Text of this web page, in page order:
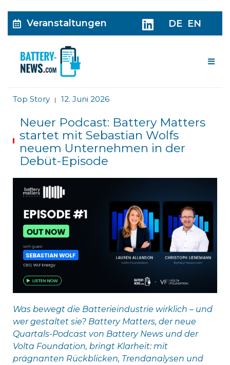
Veranstaltungen DE EN
Top Story | 12. Juni 2026
Neuer Podcast: Battery Matters
startet mit Sebastian Wolfs
neuem Unternehmen in der
Debüt-Episode
Was bewegt die Batterieindustrie wirklich – und
wer gestaltet sie? Battery Matters, der neue
Quartals-Podcast von Battery News und der
Volta Foundation, bringt Klarheit: mit
prägnanten Rückblicken, Trendanalysen und